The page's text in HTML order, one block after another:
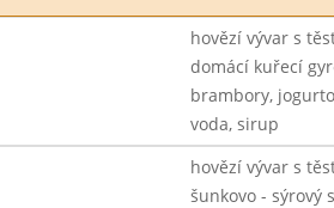
hovězí vývar s
domácí kuřecí
brambory,
voda, sirup
hovězí vývar s
šunkovo - sýrový